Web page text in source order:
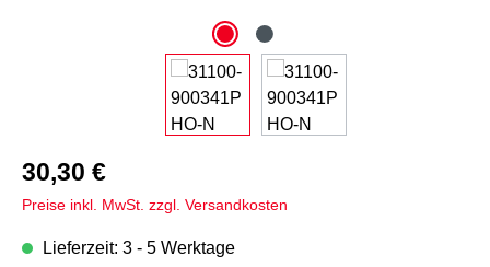
30,30 €
Preise inkl. MwSt. zzgl. Versandkosten
Lieferzeit: 3 - 5 Werktage